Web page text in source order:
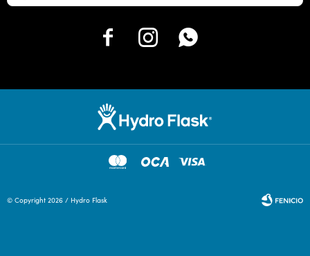
  
© Copyright 2026 / Hydro Flask